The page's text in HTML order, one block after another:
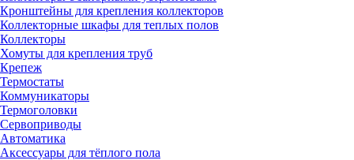
Кронштейны для крепления коллекторов
Коллекторные шкафы для теплых полов
Коллекторы
Хомуты для крепления труб
Крепеж
Термостаты
Коммуникаторы
Термоголовки
Сервоприводы
Автоматика
Аксессуары для тёплого пола